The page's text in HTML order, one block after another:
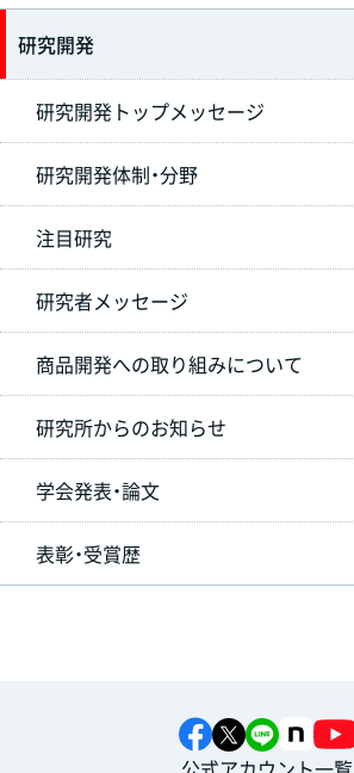
研究開発
研究開発トップメッセージ
研究開発体制・分野
注目研究
研究者メッセージ
商品開発への取り組みについて
研究所からのお知らせ
学会発表・論文
表彰・受賞歴